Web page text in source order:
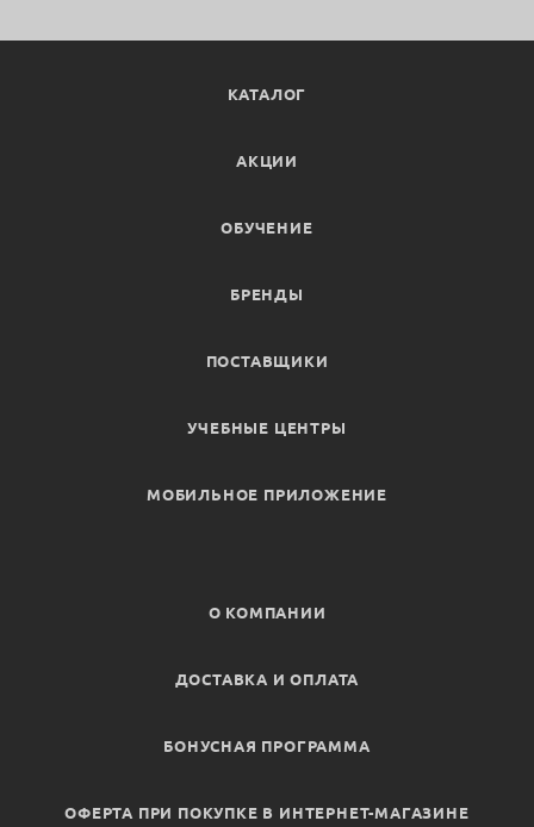
КАТАЛОГ
АКЦИИ
ОБУЧЕНИЕ
БРЕНДЫ
ПОСТАВЩИКИ
УЧЕБНЫЕ ЦЕНТРЫ
МОБИЛЬНОЕ ПРИЛОЖЕНИЕ
О КОМПАНИИ
ДОСТАВКА И ОПЛАТА
БОНУСНАЯ ПРОГРАММА
ОФЕРТА ПРИ ПОКУПКЕ В ИНТЕРНЕТ-МАГАЗИНЕ